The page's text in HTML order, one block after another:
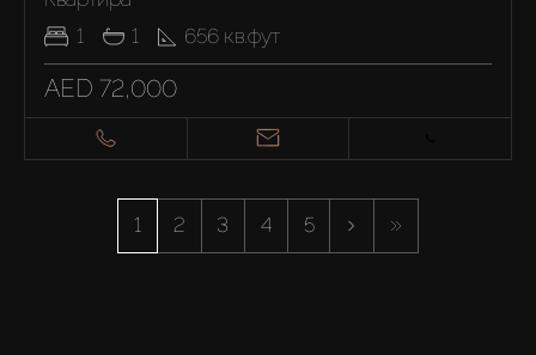
Купить
Аренда
Продажа
1
1 656 кв.фут
AED 72,000
1 2 3 4 5